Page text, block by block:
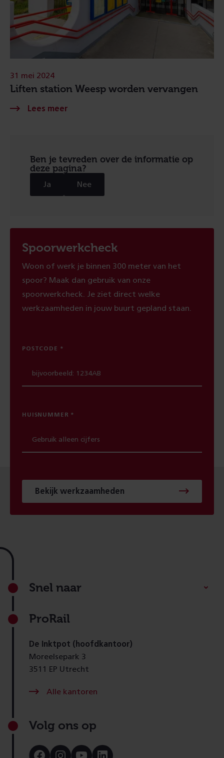
Liften station Weesp worden vervangen
31 mei 2024
Ben je tevreden over de informatie op
deze pagina?
Ja Nee
Spoorwerkcheck
Woon of werk je binnen 300 meter van het
spoor? Maak dan gebruik van onze
spoorwerkcheck. Je ziet direct welke
werkzaamheden in jouw buurt gepland staan.
POSTCODE
HUISNUMMER
Bekijk werkzaamheden
Footer
Snel naar
ProRail
De Inktpot (hoofdkantoor)
Moreelsepark 3
3511 EP Utrecht
Alle kantoren
Volg ons op